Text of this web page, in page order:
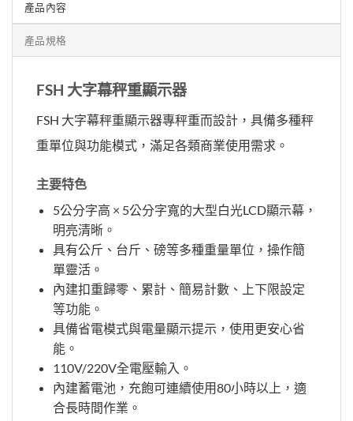
產品內容
產品規格
FSH 大字幕秤重顯示器
FSH 大字幕秤重顯示器專秤重而設計，具備多種秤
重單位與功能模式，滿足各類商業使用需求。
主要特色
5公分字高 × 5公分字寬的大型白光LCD顯示幕，
明亮清晰。
具有公斤、台斤、磅等多種重量單位，操作簡
單靈活。
內建扣重歸零、累計、簡易計數、上下限設定
等功能。
具備省電模式與電量顯示提示，使用更安心省
能。
110V/220V全電壓輸入。
內建蓄電池，充飽可連續使用80小時以上，適
合長時間作業。